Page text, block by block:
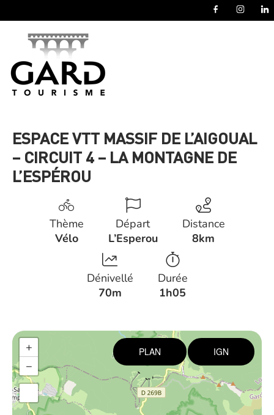
ESPACE VTT MASSIF DE L’AIGOUAL
– CIRCUIT 4 – LA MONTAGNE DE
L’ESPÉROU
Thème
Vélo
Départ
L’Esperou
Distance
8km
Dénivellé
70m
Durée
1h05
+
−
PLAN IGN